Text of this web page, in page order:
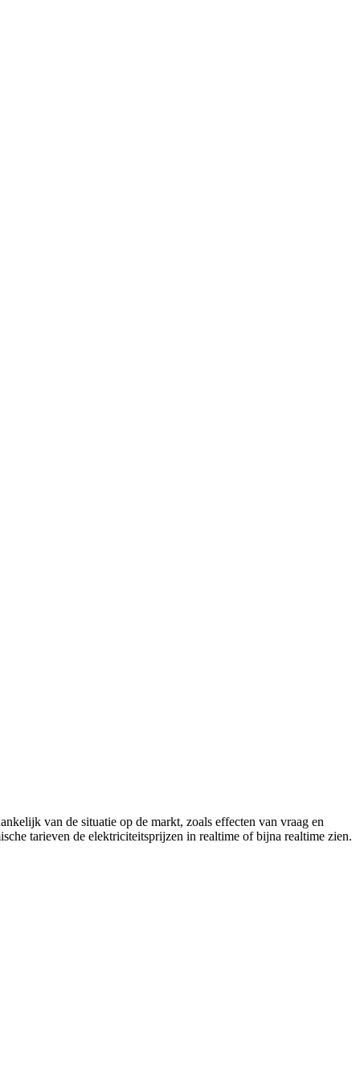
van de situatie op de markt, zoals effecten van vraag en
tarieven de elektriciteitsprijzen in realtime of bijna realtime zien.